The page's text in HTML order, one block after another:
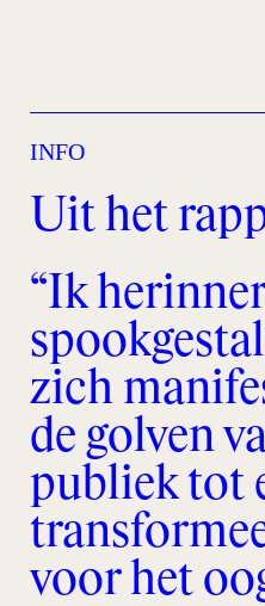
INFO
Uit het
“Ik
zich
de golven
publiek tot
voor het